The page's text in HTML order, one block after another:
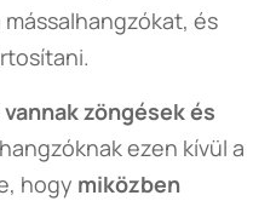
és
zöngések és
ezen kívül a
hogy miközben